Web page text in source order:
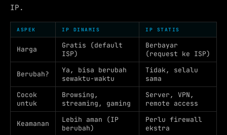
IP.
ASPEK IP DINAMIS IP STATIS
Harga
Gratis (default
ISP)
Berbayar
(request ke ISP)
Berubah?
Ya, bisa berubah
sewaktu-waktu
Tidak, selalu
sama
Cocok
untuk
Browsing,
streaming, gaming
Server, VPN,
remote access
Keamanan
Lebih aman (IP
berubah)
Perlu firewall
ekstra